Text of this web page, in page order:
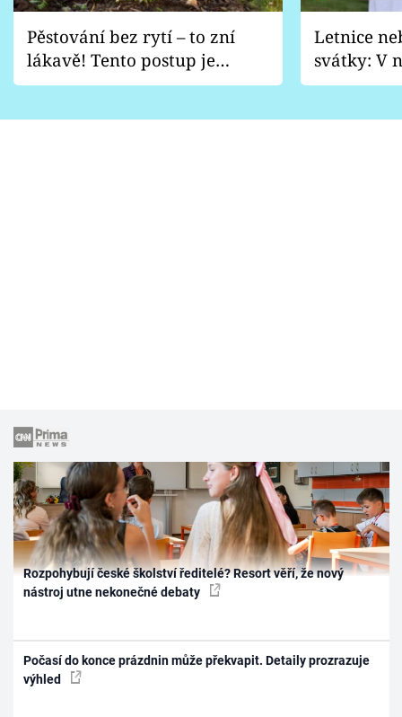
Pěstování bez rytí – to zní
lákavě! Tento postup je
vhodný jen pro některé
Letnice
svátky: V
pondělí
Rozpohybují české školství ředitelé? Resort věří, že nový
nástroj utne nekonečné debaty
Počasí do konce prázdnin může překvapit. Detaily prozrazuje
výhled